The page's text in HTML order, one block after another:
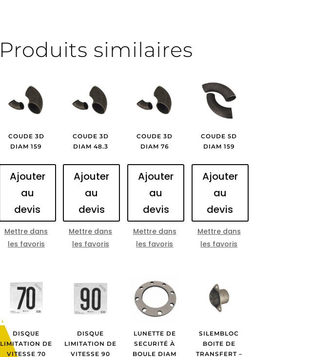
Produits similaires
COUDE 3D
DIAM 159
Ajouter
au
devis
Mettre dans
les favoris
COUDE 3D
DIAM 48.3
Ajouter
au
devis
Mettre dans
les favoris
COUDE 3D
DIAM 76
Ajouter
au
devis
Mettre dans
les favoris
COUDE 5D
DIAM 159
Ajouter
au
devis
Mettre dans
les favoris
DISQUE
LIMITATION DE
VITESSE 70
DISQUE
LIMITATION DE
VITESSE 90
LUNETTE DE
SECURITÉ À
BOULE DIAM
SILEMBLOC
BOITE DE
TRANSFERT –